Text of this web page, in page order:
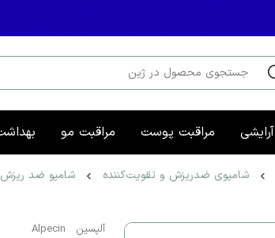
آرایشی مراقبت پوست مراقبت مو
شامپوی ضدریزش و تقویت‌کننده شامپو ضد
آلپسین Alpecin